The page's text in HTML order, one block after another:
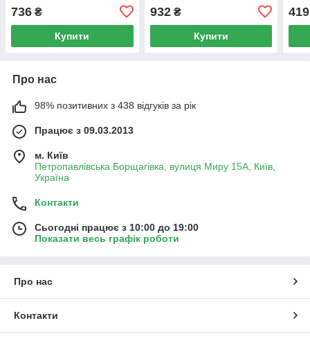
736 ₴
Купити
932₴
Купити
419
Про нас
98% позитивних з 438 відгуків за рік
Працює з 09.03.2013
м. Київ
Петропавлівська Борщагівка, вулиця Миру 15А, Київ,
Україна
Контакти
Сьогодні працює з 10:00 до 19:00
Показати весь графік роботи
Про нас
Контакти